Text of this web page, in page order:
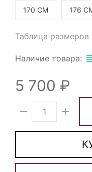
170 СМ 176
Таблица
Наличие товара:
5 700